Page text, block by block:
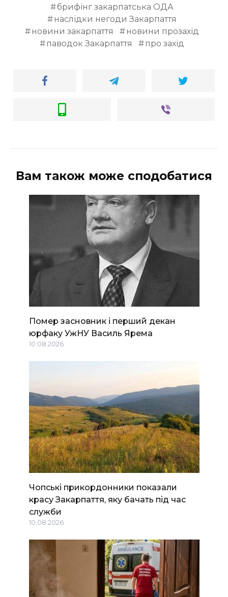
брифінг закарпатська ОДА
наслідки негоди Закарпаття
новини закарпаття
новини прозахід
паводок Закарпаття
про захід
Вам також може сподобатися
Помер засновник і перший декан
юрфаку УжНУ Василь Ярема
10.08.2026
Чопські прикордонники показали
красу Закарпаття, яку бачать під час
служби
10.08.2026